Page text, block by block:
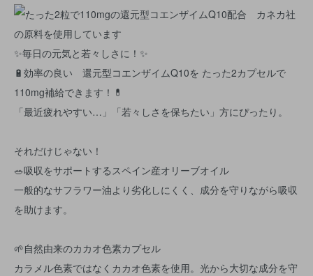
✨毎日の元気と若々しさに！✨
🔋効率の良い 還元型コエンザイムQ10を たった2カプセルで
110mg補給できます！💊
「最近疲れやすい…」「若々しさを保ちたい」方にぴったり。
それだけじゃない！
🥗吸収をサポートするスペイン産オリーブオイル
一般的なサフラワー油より劣化しにくく、成分を守りながら吸収
を助けます。
🌱自然由来のカカオ色素カプセル
カラメル色素ではなくカカオ色素を使用。光から大切な成分を守